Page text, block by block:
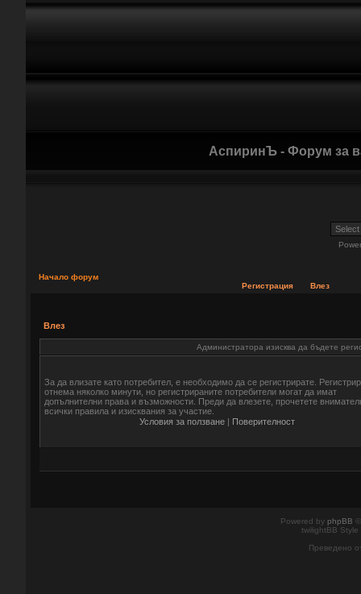
АспиринЪ - Форум за
Начало форум
Регистрация
Влез
Влез
Администратора изисква да бъдете
За да влизате като потребител, е необходимо да се регистрирате.
отнема няколко минути, но регистрираните потребители могат да имат
допълнителни права и възможности. Преди да влезете, прочетете
всички правила и изисквания за участие.
Условия за ползване | Поверителност
Powered by phpBB
twilightBB
Преведено